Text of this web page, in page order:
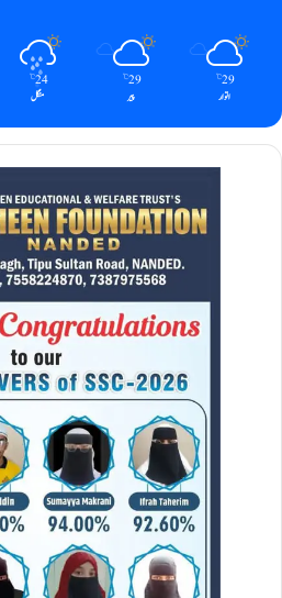
29
℃
اتوار
29
℃
پیر
24
℃
منگل